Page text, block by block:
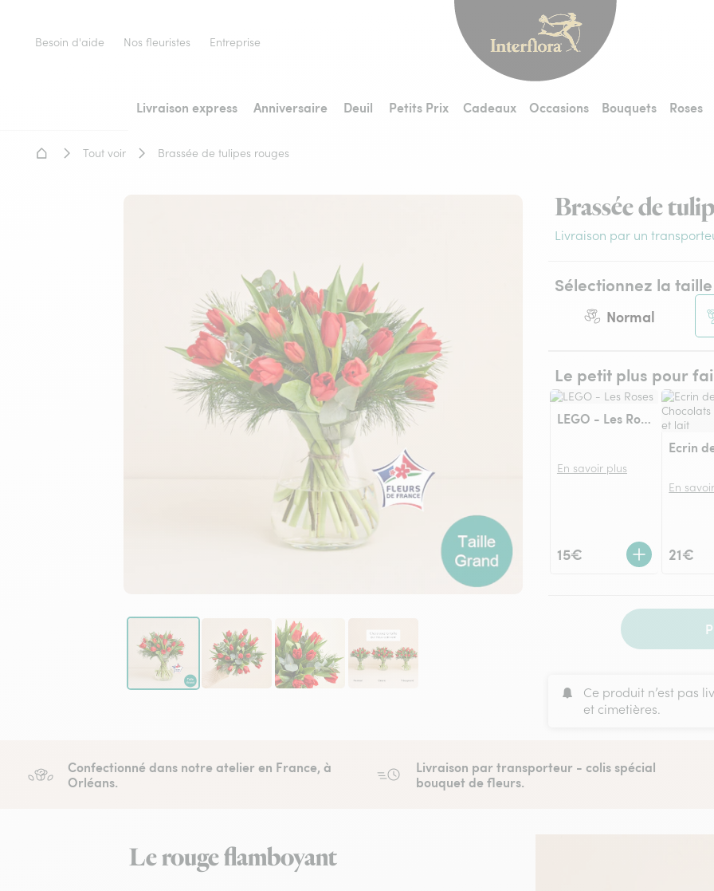
Livraison express Anniversaire Deuil Petits Prix Cadeaux Occasions Bouquets Roses
Besoin d'aide Nos fleuristes Entreprise
Accueil - Livraison fleurs
Tout voir Brassée de tulipes rouges
Brassée de
Livraison par un
Sélectionnez la taille
Normal
Le petit plus pour
LEGO - Les Roses
En savoir plus
15€
En
21€
Ce produit n’est pas
et cimetières.
Confectionné dans notre atelier en France, à
Orléans.
Livraison par transporteur - colis spécial
bouquet de fleurs.
Le rouge flamboyant